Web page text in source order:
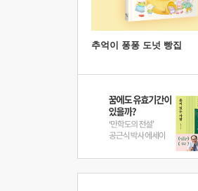
추억이 퐁퐁 도넛 빵집